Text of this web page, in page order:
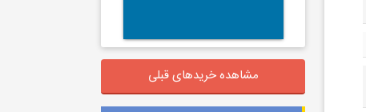
مشاهده خریدهای قبلی